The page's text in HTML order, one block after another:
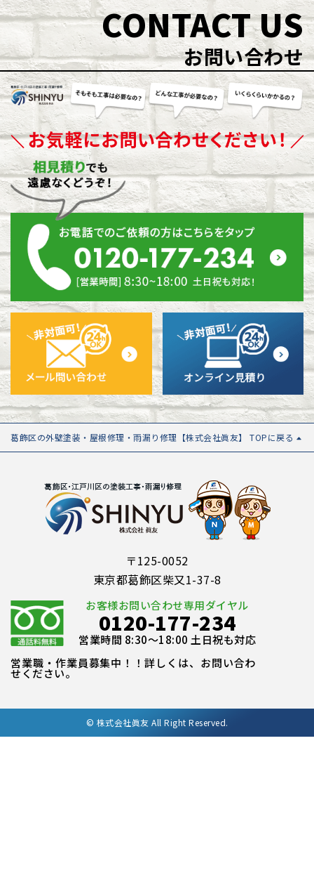
CONTACT US
お問い合わせ
葛飾区の外壁塗装・屋根修理・雨漏り修理【株式会社眞友】 TOPに戻る
〒125-0052
東京都葛飾区柴又1-37-8
お客様お問い合わせ専用ダイヤル
0120-177-234
営業時間 8:30～18:00 土日祝も対応
営業職・作業員募集中！！詳しくは、お問い合わ
せください。
© 株式会社眞友 All Right Reserved.